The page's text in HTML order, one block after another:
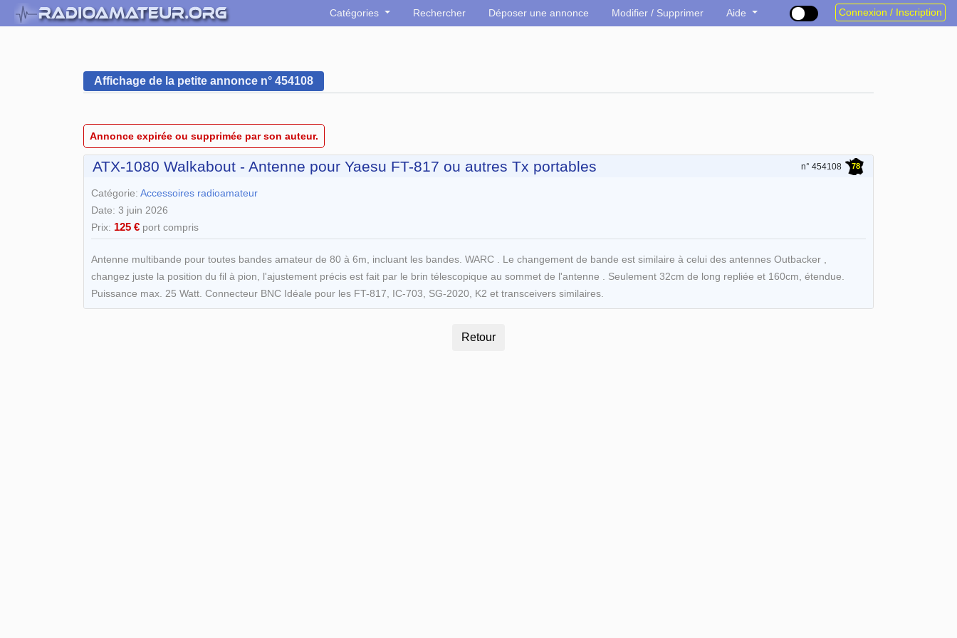
Catégories Rechercher Déposer une annonce Modifier / Supprimer Aide Connexion / Inscription
Affichage de la petite annonce n° 454108
Annonce expirée ou supprimée par son auteur.
ATX-1080 Walkabout - Antenne pour Yaesu FT-817 ou autres Tx portables n° 454108 78
Catégorie: Accessoires radioamateur
Date: 3 juin 2026
Prix: 125 € port compris
Antenne multibande pour toutes bandes amateur de 80 à 6m, incluant les bandes. WARC . Le changement de bande est similaire à celui des antennes Outbacker ,
changez juste la position du fil à pion, l'ajustement précis est fait par le brin télescopique au sommet de l'antenne . Seulement 32cm de long repliée et 160cm, étendue.
Puissance max. 25 Watt. Connecteur BNC Idéale pour les FT-817, IC-703, SG-2020, K2 et transceivers similaires.